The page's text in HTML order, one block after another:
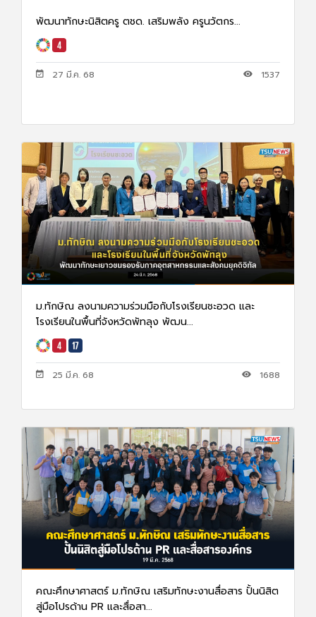
พัฒนาทักษะนิสิตครู ตชด. เสริมพลัง ครูนวัตกร...
27 มี.ค. 68 1537
ม.ทักษิณ ลงนามความร่วมมือกับโรงเรียนชะอวด และ
โรงเรียนในพื้นที่จังหวัดพัทลุง พัฒน...
25 มี.ค. 68 1688
คณะศึกษาศาสตร์ ม.ทักษิณ เสริมทักษะงานสื่อสาร ปั้นนิสิต
สู่มือโปรด้าน PR และสื่อสา...